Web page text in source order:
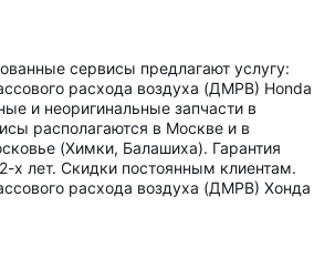
сервисы предлагают услугу:
расхода воздуха (ДМРВ) Honda
и неоригинальные запчасти в
располагаются в Москве и в
(Химки, Балашиха). Гарантия
х лет. Скидки постоянным клиентам.
расхода воздуха (ДМРВ) Хонда